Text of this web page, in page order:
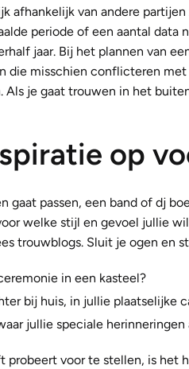
afhankelijk van andere
periode of een aantal
jaar. Bij het plannen van
die misschien conflicteren
Als je gaat trouwen in het
op
gaat passen, een band of dj
welke stijl en gevoel jullie
trouwblogs. Sluit je ogen en
in een kasteel?
bij huis, in jullie plaatselijke
jullie speciale herinneringen
probeert voor te stellen, is het